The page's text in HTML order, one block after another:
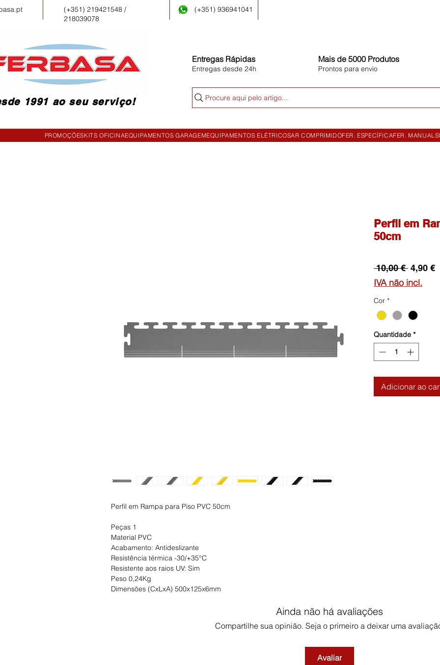
(+351) 219421548 /
218039078
(+351) 936941041
1991 ao seu serviço!
Entregas Rápidas
Entregas desde 24h
Mais de 5000 Produtos
Prontos para envio
Procure aqui pelo artigo...
PROMOÇÕESKITS OFICINAEQUIPAMENTOS GARAGEMEQUIPAMENTOS ELÉTRICOSAR COMPRIMIDOFER. ESPECÍFICAFER. MANUAL
Perfil em Rampa para Piso PVC 50cm
Peças 1
Material PVC
Acabamento: Antideslizante
Resistência térmica -30/+35°C
Resistente aos raios UV: Sim
Peso 0,24Kg
Dimensões (CxLxA) 500x125x6mm
Perfil em
50cm
10,00 € Preço
normal
4,90 €
IVA não incl.
Cor *
Quantidade *
Adicionar ao
Ainda não há avaliações
Compartilhe sua opinião. Seja o primeiro a deixar uma
Avaliar